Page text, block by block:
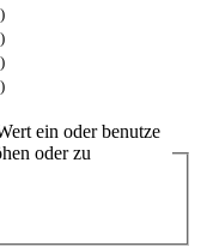
ein oder benutze
oder zu